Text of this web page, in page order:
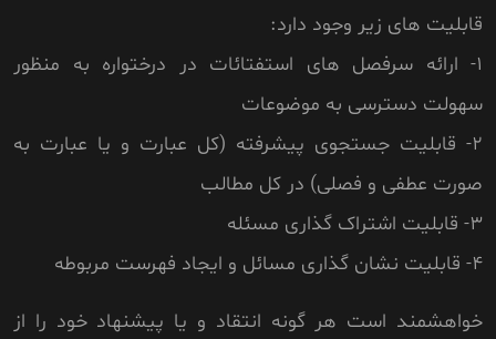
قابلیت های زیر وجود دارد:
1- ارائه سرفصل های استفتائات در درختواره به منظور
سهولت دسترسی به موضوعات
2- قابلیت جستجوی پیشرفته (کل عبارت و یا عبارت به
صورت عطفی و فصلی) در کل مطالب
3- قابلیت اشتراک گذاری مسئله
4- قابلیت نشان گذاری مسائل و ایجاد فهرست مربوطه
خواهشمند است هر گونه انتقاد و یا پیشنهاد خود را از